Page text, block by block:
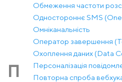
Обмеження частоти
Одностороннє SMS
Омніканальність
Оператор завершення
Охоплення даних (Data
П
Персоналізація
Повторна спроба